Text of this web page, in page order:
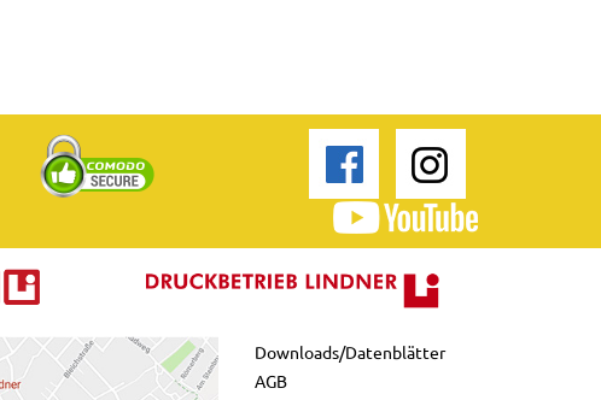
Downloads/Datenblätter
AGB